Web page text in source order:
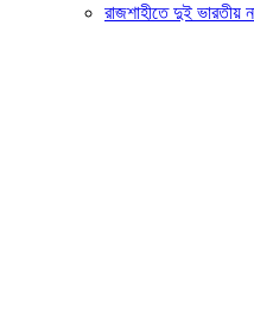
রাজশাহীতে দুই ভারতীয়